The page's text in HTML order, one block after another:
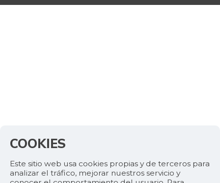
COOKIES
Este sitio web usa cookies propias y de terceros para
analizar el tráfico, mejorar nuestros servicio y